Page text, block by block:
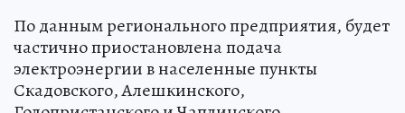
По данным регионального предприятия, будет
частично приостановлена подача
электроэнергии в населенные пункты
Скадовского, Алешкинского,